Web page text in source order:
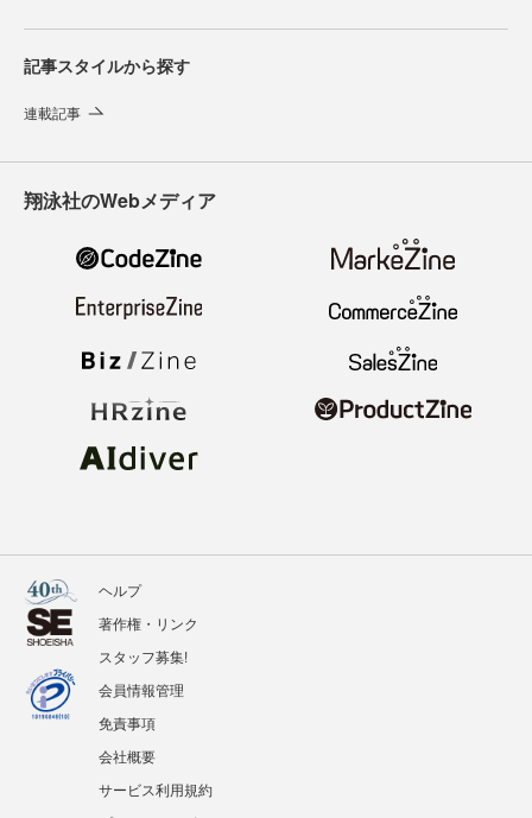
記事スタイルから探す
連載記事
翔泳社のWebメディア
ヘルプ
著作権・リンク
スタッフ募集!
会員情報管理
免責事項
会社概要
サービス利用規約